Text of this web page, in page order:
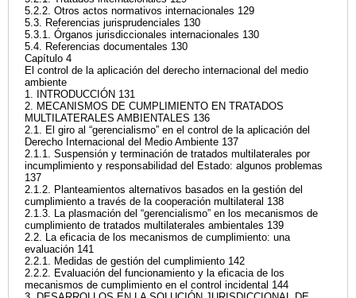
5.2.2. Otros actos normativos internacionales 129
5.3. Referencias jurisprudenciales 130
5.3.1. Órganos jurisdiccionales internacionales 130
5.4. Referencias documentales 130
Capítulo 4
El control de la aplicación del derecho internacional del medio
ambiente
1. INTRODUCCIÓN 131
2. MECANISMOS DE CUMPLIMIENTO EN TRATADOS
MULTILATERALES AMBIENTALES 136
2.1. El giro al “gerencialismo” en el control de la aplicación del
Derecho Internacional del Medio Ambiente 137
2.1.1. Suspensión y terminación de tratados multilaterales por
incumplimiento y responsabilidad del Estado: algunos problemas
137
2.1.2. Planteamientos alternativos basados en la gestión del
cumplimiento a través de la cooperación multilateral 138
2.1.3. La plasmación del “gerencialismo” en los mecanismos de
cumplimiento de tratados multilaterales ambientales 139
2.2. La eficacia de los mecanismos de cumplimiento: una
evaluación 141
2.2.1. Medidas de gestión del cumplimiento 142
2.2.2. Evaluación del funcionamiento y la eficacia de los
mecanismos de cumplimiento en el control incidental 144